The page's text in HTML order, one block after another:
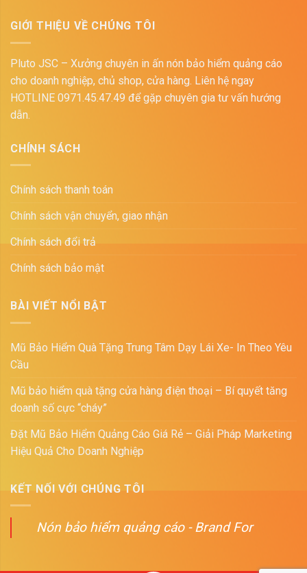
GIỚI THIỆU VỀ CHÚNG TÔI
Pluto JSC – Xưởng chuyên in ấn nón bảo hiểm quảng cáo
cho doanh nghiệp, chủ shop, cửa hàng. Liên hệ ngay
HOTLINE 0971.45.47.49 để gặp chuyên gia tư vấn hướng
dẫn.
CHÍNH SÁCH
Chính sách thanh toán
Chính sách vận chuyển, giao nhận
Chính sách đổi trả
Chính sách bảo mật
BÀI VIẾT NỔI BẬT
Mũ Bảo Hiểm Quà Tặng Trung Tâm Dạy Lái Xe- In Theo Yêu
Cầu
Mũ bảo hiểm quà tặng cửa hàng điện thoại – Bí quyết tăng
doanh số cực “cháy”
Đặt Mũ Bảo Hiểm Quảng Cáo Giá Rẻ – Giải Pháp Marketing
Hiệu Quả Cho Doanh Nghiệp
KẾT NỐI VỚI CHÚNG TÔI
Nón bảo hiểm quảng cáo - Brand For